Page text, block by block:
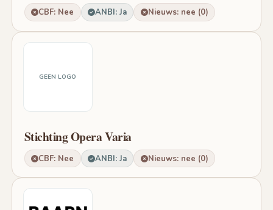
CBF: Nee ANBI: Ja Nieuws: nee (0)
GEEN LOGO
Stichting Opera Varia
CBF: Nee ANBI: Ja Nieuws: nee (0)